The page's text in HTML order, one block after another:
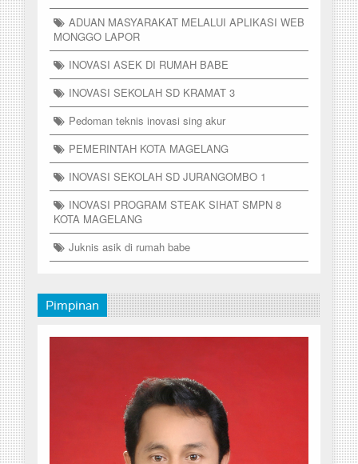
ADUAN MASYARAKAT MELALUI APLIKASI WEB
MONGGO LAPOR
INOVASI ASEK DI RUMAH BABE
INOVASI SEKOLAH SD KRAMAT 3
Pedoman teknis inovasi sing akur
PEMERINTAH KOTA MAGELANG
INOVASI SEKOLAH SD JURANGOMBO 1
INOVASI PROGRAM STEAK SIHAT SMPN 8
KOTA MAGELANG
Juknis asik di rumah babe
Pimpinan